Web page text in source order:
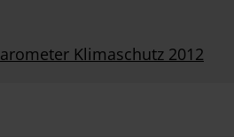
Klimaschutz 2012